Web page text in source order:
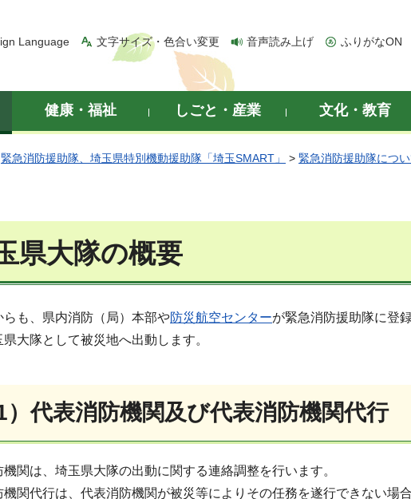
Language 文字サイズ・色合い変更 音声読み上げ ふりがなON
健康・福祉 しごと・産業 文化・教育
緊急消防援助隊、埼玉県特別機動援助隊「埼玉SMART」 > 緊急消防援助隊につ
県大隊の概要
らも、県内消防（局）本部や防災航空センターが緊急消防援助隊に登
大隊として被災地へ出動します。
1）代表消防機関及び代表消防機関代行
関は、埼玉県大隊の出動に関する連絡調整を行います。
機関代行は、代表消防機関が被災等によりその任務を遂行できない場